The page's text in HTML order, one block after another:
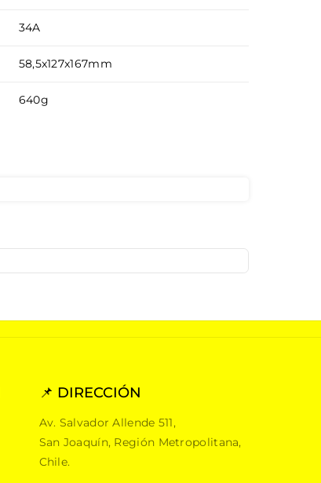
34A
58,5x127x167mm
640g
📌 DIRECCIÓN
Av. Salvador Allende 511,
San Joaquín, Región Metropolitana,
Chile.